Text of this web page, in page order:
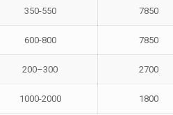
350-550 7850
600-800 7850
200–300 2700
1000-2000 1800